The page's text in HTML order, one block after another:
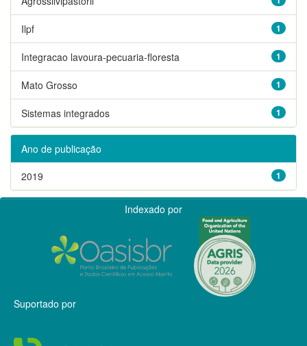
1
Ilpf
1
Integracao lavoura-pecuaria-floresta
1
Mato Grosso
1
Sistemas integrados
Ano de publicação
1
2019
Indexado por
Suportado por